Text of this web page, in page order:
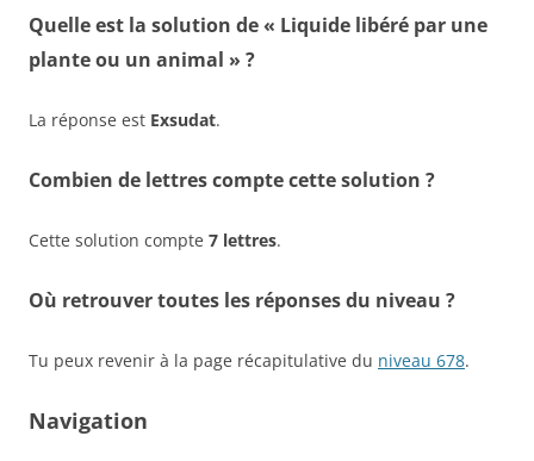
Quelle est la solution de « Liquide libéré par une
plante ou un animal » ?
La réponse est Exsudat.
Combien de lettres compte cette solution ?
Cette solution compte 7 lettres.
Où retrouver toutes les réponses du niveau ?
Tu peux revenir à la page récapitulative du niveau 678.
Navigation